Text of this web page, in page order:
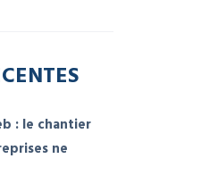
: le chantier
ne